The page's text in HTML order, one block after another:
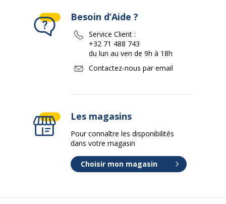
Besoin d’Aide ?
Service Client :
+32 71 488 743
du lun au ven de 9h à 18h
Contactez-nous par email
Les magasins
Pour connaître les disponibilités
dans votre magasin
Choisir mon magasin